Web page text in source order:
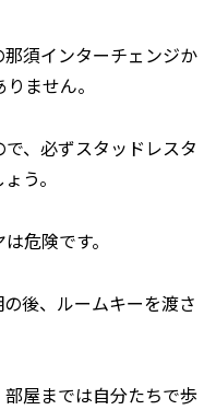
須インターチェンジか
ません。
、必ずスタッドレスタ
う。
危険です。
後、ルームキーを渡さ
屋までは自分たちで歩